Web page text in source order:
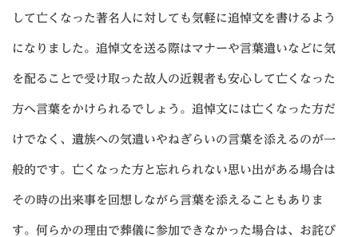
して亡くなった著名人に対しても気軽に追悼文を書けるよう
になりました。追悼文を送る際はマナーや言葉遣いなどに気
を配ることで受け取った故人の近親者も安心して亡くなった
方へ言葉をかけられるでしょう。追悼文には亡くなった方だ
けでなく、遺族への気遣いやねぎらいの言葉を添えるのが一
般的です。亡くなった方と忘れられない思い出がある場合は
その時の出来事を回想しながら言葉を添えることもありま
す。何らかの理由で葬儀に参加できなかった場合は、お詫び